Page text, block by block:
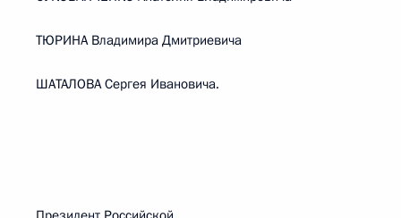
ТЮРИНА Владимира Дмитриевича
ШАТАЛОВА Сергея Ивановича.